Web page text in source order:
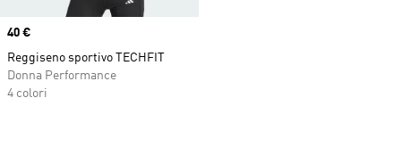
Price
40 €
Reggiseno sportivo TECHFIT
Donna Performance
4 colori